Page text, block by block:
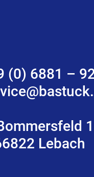
(0) 6881 –
Lebach